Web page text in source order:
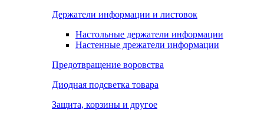
Держатели информации и листовок
Настольные держатели информации
Настенные дрежатели информации
Предотвращение воровства
Диодная подсветка товара
Защита, корзины и другое